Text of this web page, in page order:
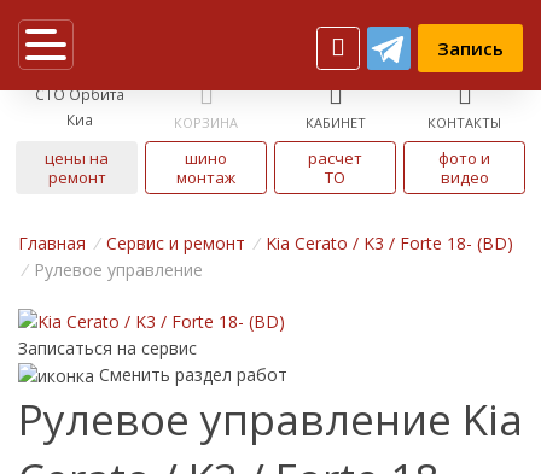
Запись
СТО Орбита
Киа
КОРЗИНА КАБИНЕТ КОНТАКТЫ
цены на
ремонт
шино
монтаж
расчет
ТО
фото и
видео
Главная / Cервис и ремонт / Kia Cerato / K3 / Forte 18- (BD)
/ Рулевое управление
Записаться на сервис
Сменить раздел работ
Рулевое управление Kia